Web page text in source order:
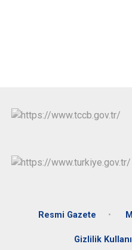
Resmi Gazete
Gizlilik